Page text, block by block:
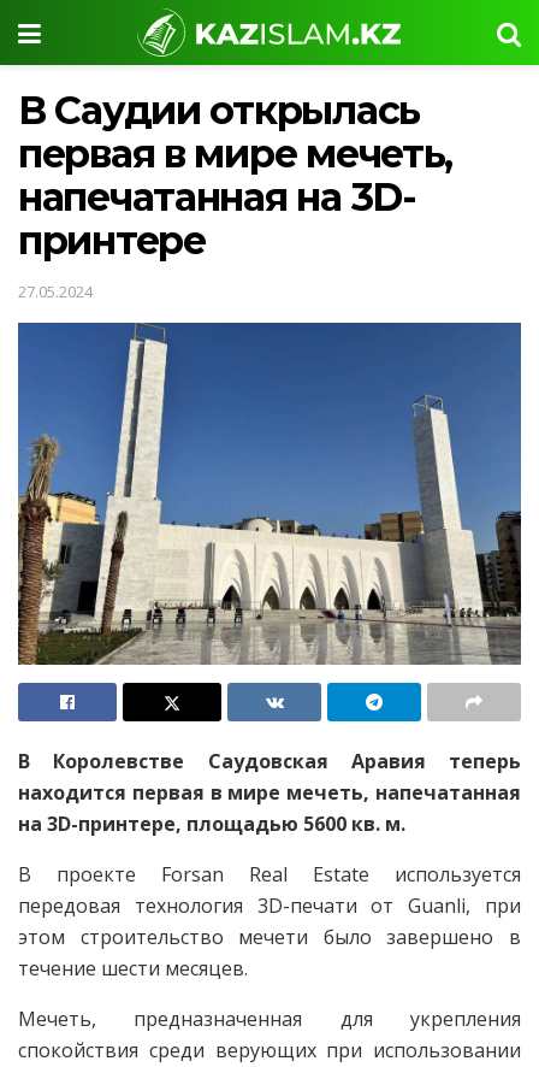
В Саудии открылась
первая в мире мечеть,
напечатанная на 3D-
принтере
27.05.2024
В Королевстве Саудовская Аравия теперь
находится первая в мире мечеть, напечатанная
на 3D-принтере, площадью 5600 кв. м.
В проекте Forsan Real Estate используется
передовая технология 3D-печати от Guanli, при
этом строительство мечети было завершено в
течение шести месяцев.
Мечеть, предназначенная для укрепления
спокойствия среди верующих при использовании